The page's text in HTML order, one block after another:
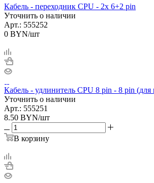
Кабель - переходник CPU - 2х 6+2 pin
Уточнить о наличии
Арт.: 555252
0 BYN/шт
Кабель - удлинитель CPU 8 pin - 8 pin (для
Уточнить о наличии
Арт.: 555251
8.50 BYN/шт
В корзину